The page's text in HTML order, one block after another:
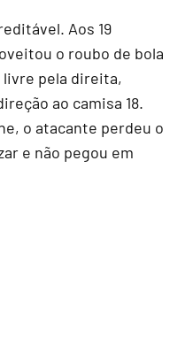
Aos 19
o roubo de bola
pela direita,
ao camisa 18.
o atacante perdeu o
e não pegou em